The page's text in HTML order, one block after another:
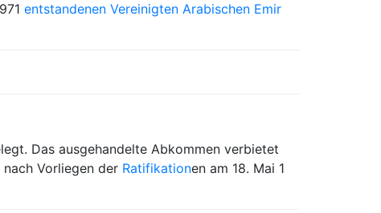
entstandenen Vereinigten Arabischen Emir
Das ausgehandelte Abkommen verbietet
Vorliegen der Ratifikationen am 18. Mai 1